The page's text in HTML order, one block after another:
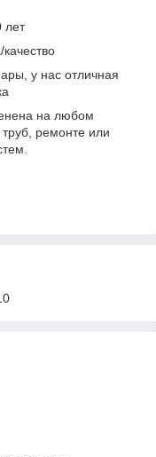
лет
у нас отличная
на любом
ремонте или